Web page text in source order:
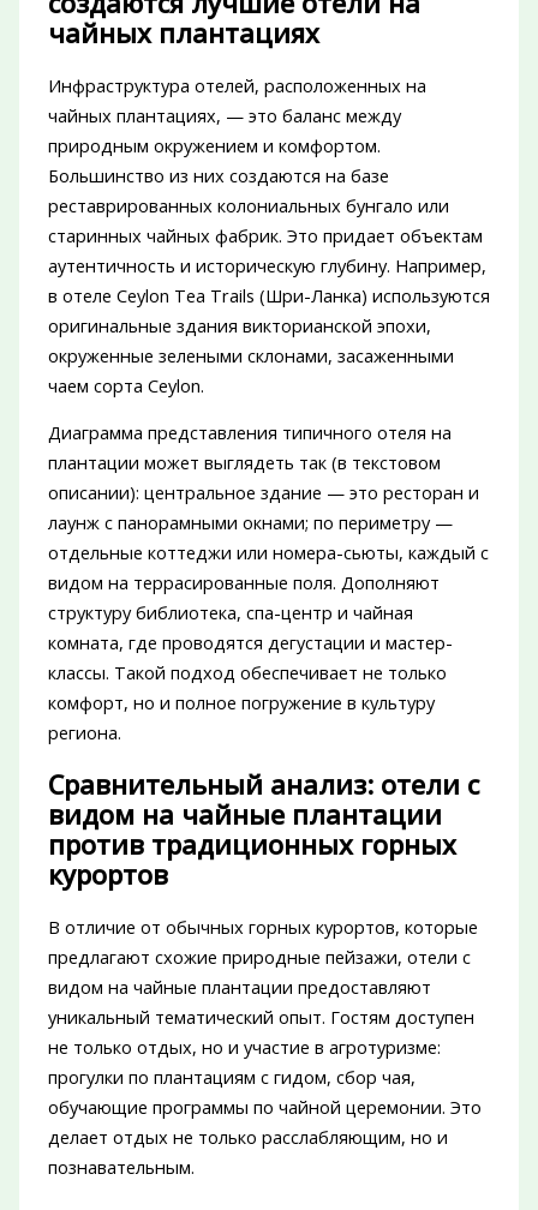
чайных плантациях
Инфраструктура отелей, расположенных на
чайных плантациях, — это баланс между
природным окружением и комфортом.
Большинство из них создаются на базе
реставрированных колониальных бунгало или
старинных чайных фабрик. Это придает объектам
аутентичность и историческую глубину. Например,
в отеле Ceylon Tea Trails (Шри-Ланка) используются
оригинальные здания викторианской эпохи,
окруженные зелеными склонами, засаженными
чаем сорта Ceylon.
Диаграмма представления типичного отеля на
плантации может выглядеть так (в текстовом
описании): центральное здание — это ресторан и
лаунж с панорамными окнами; по периметру —
отдельные коттеджи или номера-сьюты, каждый с
видом на террасированные поля. Дополняют
структуру библиотека, спа-центр и чайная
комната, где проводятся дегустации и мастер-
классы. Такой подход обеспечивает не только
комфорт, но и полное погружение в культуру
региона.
Сравнительный анализ: отели с
видом на чайные плантации
против традиционных горных
курортов
В отличие от обычных горных курортов, которые
предлагают схожие природные пейзажи, отели с
видом на чайные плантации предоставляют
уникальный тематический опыт. Гостям доступен
не только отдых, но и участие в агротуризме:
прогулки по плантациям с гидом, сбор чая,
обучающие программы по чайной церемонии. Это
делает отдых не только расслабляющим, но и
познавательным.